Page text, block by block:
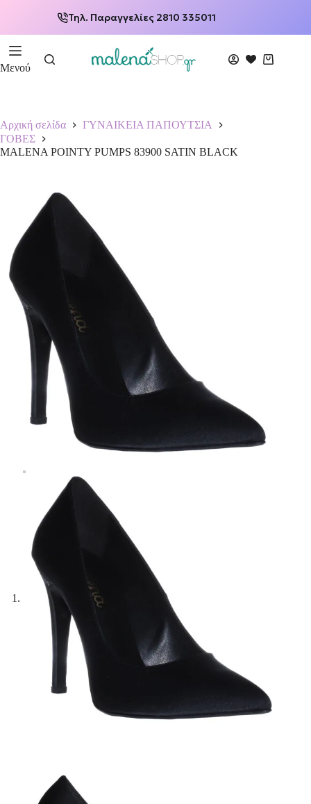
Τηλ. Παραγγελίες 2810 335011
Μενού
Αρχική σελίδα
ΓΥΝΑΙΚΕΙΑ ΠΑΠΟΥΤΣΙΑ
ΓΟΒΕΣ
MALENA POINTY PUMPS 83900 SATIN BLACK